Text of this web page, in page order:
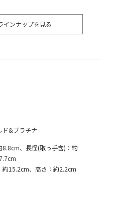
インナップを見る
ド&プラチナ
8.8cm、長径(取っ手含)：約
約15.2cm、高さ：約2.2cm